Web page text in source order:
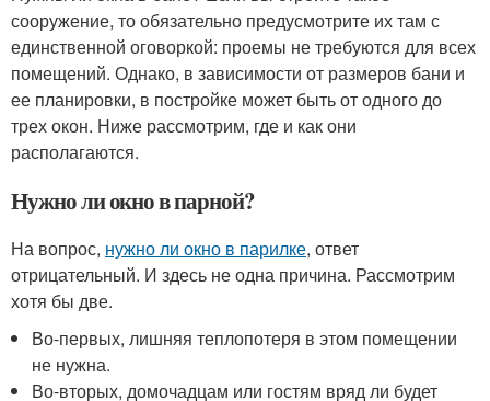
сооружение, то обязательно предусмотрите их там с
единственной оговоркой: проемы не требуются для всех
помещений. Однако, в зависимости от размеров бани и
ее планировки, в постройке может быть от одного до
трех окон. Ниже рассмотрим, где и как они
располагаются.
Нужно ли окно в парной?
На вопрос, нужно ли окно в парилке, ответ
отрицательный. И здесь не одна причина. Рассмотрим
хотя бы две.
Во-первых, лишняя теплопотеря в этом помещении
не нужна.
Во-вторых, домочадцам или гостям вряд ли будет